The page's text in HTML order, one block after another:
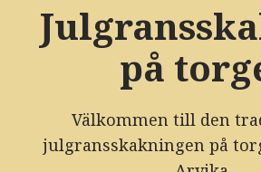
på
Välkommen till den
julgransskakningen på